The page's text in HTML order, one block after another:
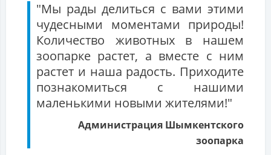
"Мы рады делиться с вами этими
чудесными моментами природы!
Количество животных в нашем
зоопарке растет, а вместе с ним
растет и наша радость. Приходите
познакомиться с нашими
маленькими новыми жителями!"
Администрация Шымкентского
зоопарка